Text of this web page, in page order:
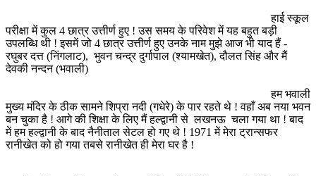
हाई स्कूल
परीक्षा में कुल 4 छात्र उत्तीर्ण हुए ! उस समय के परिवेश में यह बहुत बड़ी
उपलब्धि थी ! इसमें जो 4 छात्र उत्तीर्ण हुए उनके नाम मुझे आज भी याद हैं -
रघुबर दत्त (निंगलाट), भुवन चन्द्र दुर्गापाल (श्यामखेत), दौलत सिंह और मैं
देवकी नन्दन (भवाली)
हम भवाली
मुख्य मंदिर के ठीक सामने शिप्रा नदी (गधेरे) के पार रहते थे ! वहाँ अब नया भवन
बन चुका है ! आगे की शिक्षा के लिए मैं हल्द्वानी से लखनऊ चला गया था ! बाद
में हम हल्द्वानी के बाद नैनीताल सेटल हो गए थे ! 1971 में मेरा ट्रान्सफर
रानीखेत को हो गया तबसे रानीखेत ही मेरा घर है !